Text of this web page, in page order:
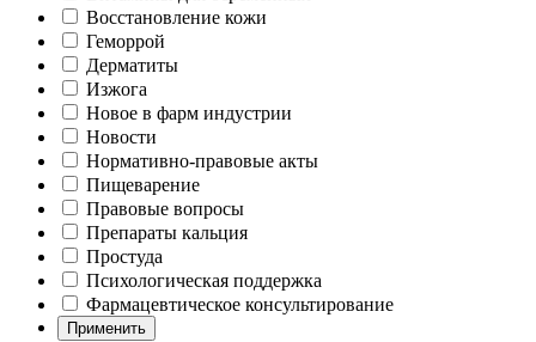
Восстановление кожи
Геморрой
Дерматиты
Изжога
Новое в фарм индустрии
Новости
Нормативно-правовые акты
Пищеварение
Правовые вопросы
Препараты кальция
Простуда
Психологическая поддержка
Фармацевтическое консультирование
Применить